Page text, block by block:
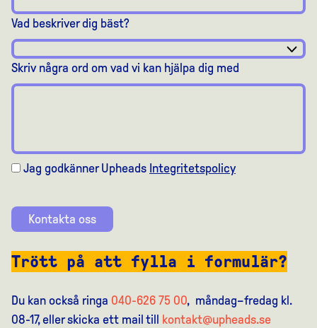
Vad beskriver dig bäst?
Skriv några ord om vad vi kan hjälpa dig med
Jag godkänner Upheads Integritetspolicy
Kontakta oss
Trött på att fylla i formulär?
Du kan också ringa 040-626 75 00, måndag–fredag kl.
08-17, eller skicka ett mail till kontakt@upheads.se